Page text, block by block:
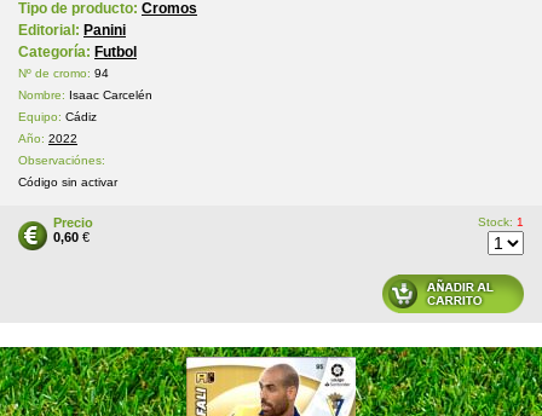
Tipo de producto: Cromos
Editorial: Panini
Categoría: Futbol
Nº de cromo: 94
Nombre: Isaac Carcelén
Equipo: Cádiz
Año: 2022
Observaciónes:
Código sin activar
Precio
0,60 €
Stock: 1